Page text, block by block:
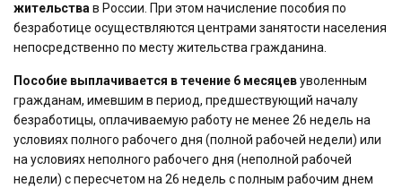
жительства в России. При этом начисление пособия по
безработице осуществляются центрами занятости населения
непосредственно по месту жительства гражданина.
Пособие выплачивается в течение 6 месяцевуволенным
гражданам, имевшим в период, предшествующий началу
безработицы, оплачиваемую работу не менее 26 недель на
условиях полного рабочего дня (полной рабочей недели) или
на условиях неполного рабочего дня (неполной рабочей
недели) с пересчетом на 26 недель с полным рабочим днем